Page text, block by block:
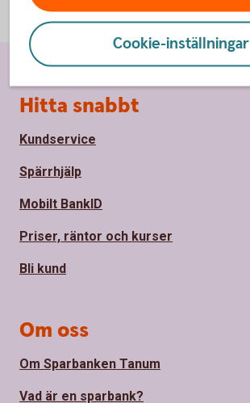
Cookie-inställningar
Sidfot
Hitta snabbt
Kundservice
Spärrhjälp
Mobilt BankID
Priser, räntor och kurser
Bli kund
Om oss
Om Sparbanken Tanum
Vad är en sparbank?